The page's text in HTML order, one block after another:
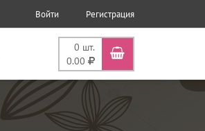
Войти Регистрация
0 шт.
0.00